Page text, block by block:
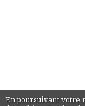
En poursuivant votre